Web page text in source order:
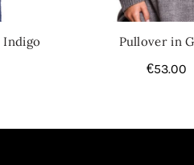
Indigo
Pullover in
€53.00